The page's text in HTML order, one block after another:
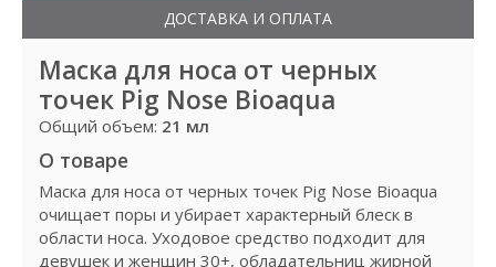
ДОСТАВКА И ОПЛАТА
Маска для носа от черных
точек Pig Nose Bioaqua
Общий объем: 21 мл
О товаре
Маска для носа от черных точек Pig Nose Bioaqua
очищает поры и убирает характерный блеск в
области носа. Уходовое средство подходит для
девушек и женщин 30+, обладательниц жирной